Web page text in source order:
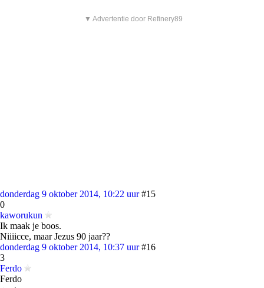
▼ Advertentie door Refinery89
donderdag 9 oktober 2014, 10:22 uur #15
0
kaworukun
Ik maak je boos.
Niiiicce, maar Jezus 90 jaar??
donderdag 9 oktober 2014, 10:37 uur #16
3
Ferdo
Ferdo